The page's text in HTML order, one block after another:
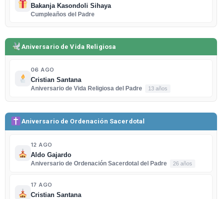
Bakanja Kasondoli Sihaya
Cumpleaños del Padre
Aniversario de Vida Religiosa
06 AGO
Cristian Santana
Aniversario de Vida Religiosa del Padre
13 años
Aniversario de Ordenación Sacerdotal
12 AGO
Aldo Gajardo
Aniversario de Ordenación Sacerdotal del Padre
26 años
17 AGO
Cristian Santana